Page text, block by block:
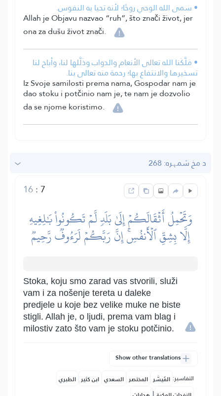
• سمى الله الوحي روحًا؛ لأنه تحيا به النفوس.
Allah je Objavu nazvao “ruh”, što znači život, jer
ona za dušu život znači.
• مَلَّكَنا الله تعالى الأنعام والدواب وذَلَّلها لنا، وأباح لنا
تسخيرها والانتفاع بها؛ رحمة منه تعالى بنا.
Iz Svoje samilosti prema nama, Gospodar nam je
dao stoku i potčinio nam je, te nam je dozvolio
da se njome koristimo.
د مخ شمېره: 268
7
:
16
وَتَحۡمِلُ أَثۡقَالَكُمۡ إِلَىٰ بَلَدٖ لَّمۡ تَكُونُواْ بَٰلِغِيهِ
إِلَّا بِشِقِّ ٱلۡأَنفُسِۚ إِنَّ رَبَّكُمۡ لَرَءُوفٞ رَّحِيمٞ
Stoka, koju smo zarad vas stvorili, služi
vam i za nošenje tereta u daleke
predjele u koje bez velike muke ne biste
stigli. Allah je, o ljudi, prema vam blag i
milostiv zato što vam je stoku potčinio.
Show other translations
التفاسير: المُيسَّر المختصر السعدي ابن كثير الطبري